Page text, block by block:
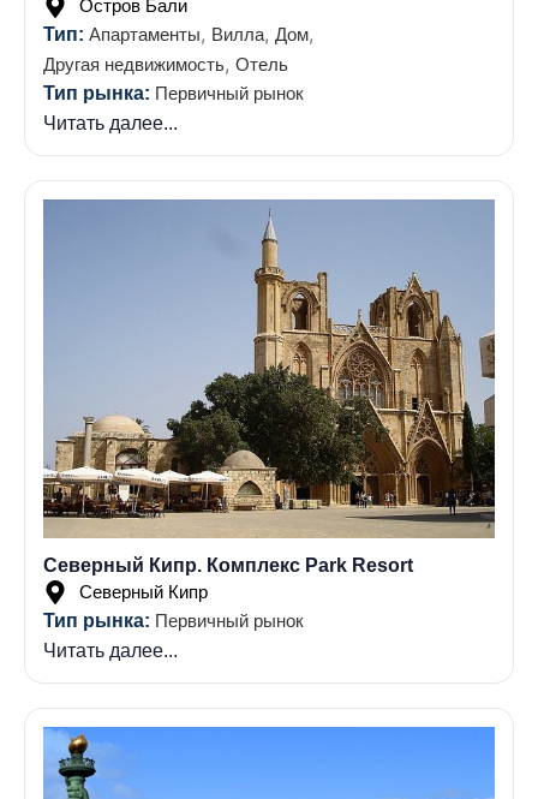
Остров Бали
Тип: Апартаменты, Вилла, Дом,
Другая недвижимость, Отель
Тип рынка: Первичный рынок
Читать далее...
Северный Кипр. Комплекс Park Resort
Северный Кипр
Тип рынка: Первичный рынок
Читать далее...